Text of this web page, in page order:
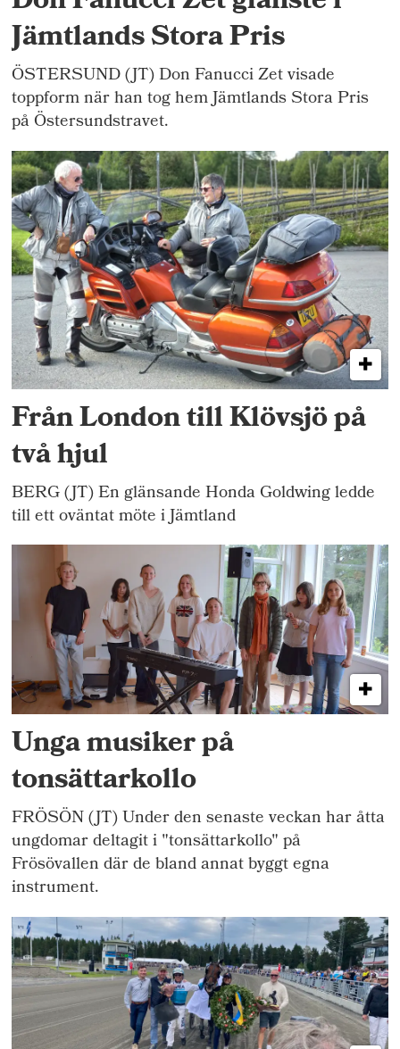
Jämtlands Stora Pris
ÖSTERSUND (JT) Don Fanucci Zet visade
toppform när han tog hem Jämtlands Stora Pris
på Östersundstravet.
Från London till Klövsjö på
två hjul
BERG (JT) En glänsande Honda Goldwing ledde
till ett oväntat möte i Jämtland
Unga musiker på
tonsättarkollo
FRÖSÖN (JT) Under den senaste veckan har åtta
ungdomar deltagit i "tonsättarkollo" på
Frösövallen där de bland annat byggt egna
instrument.